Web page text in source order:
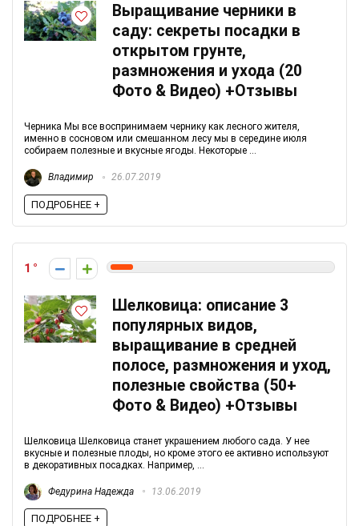
Выращивание черники в
саду: секреты посадки в
открытом грунте,
размножения и ухода (20
Фото & Видео) +Отзывы
Черника Мы все воспринимаем чернику как лесного жителя,
именно в сосновом или смешанном лесу мы в середине июля
собираем полезные и вкусные ягоды. Некоторые ...
Владимир 26.07.2019
ПОДРОБНЕЕ +
1
Шелковица: описание 3
популярных видов,
выращивание в средней
полосе, размножения и уход,
полезные свойства (50+
Фото & Видео) +Отзывы
Шелковица Шелковица станет украшением любого сада. У нее
вкусные и полезные плоды, но кроме этого ее активно используют
в декоративных посадках. Например, ...
Федурина Надежда 13.06.2019
ПОДРОБНЕЕ +